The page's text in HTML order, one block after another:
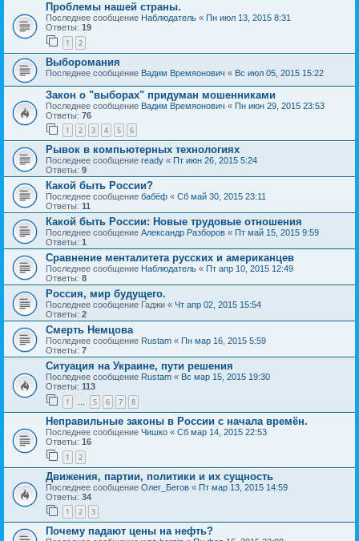
Проблемы нашей страны.
Последнее сообщение Наблюдатель « Пн июл 13, 2015 8:31
Ответы: 19
1 2
Выборомания
Последнее сообщение Вадим Времяонович « Вс июл 05, 2015 15:22
Закон о "выборах" придуман мошенниками
Последнее сообщение Вадим Времяонович « Пн июн 29, 2015 23:53
Ответы: 76
1 2 3 4 5 6
Рывок в компьютерных технологиях
Последнее сообщение ready « Пт июн 26, 2015 5:24
Ответы: 9
Какой быть России?
Последнее сообщение бабёф « Сб май 30, 2015 23:11
Ответы: 11
Какой быть России: Новые трудовые отношения
Последнее сообщение Александр Разборов « Пт май 15, 2015 9:59
Ответы: 1
Сравнение менталитета русских и американцев
Последнее сообщение Наблюдатель « Пт апр 10, 2015 12:49
Ответы: 8
Россия, мир будущего.
Последнее сообщение Гаджи « Чт апр 02, 2015 15:54
Ответы: 2
Смерть Немцова
Последнее сообщение Rustam « Пн мар 16, 2015 5:59
Ответы: 7
Ситуация на Украине, пути решения
Последнее сообщение Rustam « Вс мар 15, 2015 19:30
Ответы: 113
1 … 5 6 7 8
Неправильные законы в России с начала времён.
Последнее сообщение Чишко « Сб мар 14, 2015 22:53
Ответы: 16
1 2
Движения, партии, политики и их сущность
Последнее сообщение Олег_Бегов « Пт мар 13, 2015 14:59
Ответы: 34
1 2 3
Почему падают цены на нефть?